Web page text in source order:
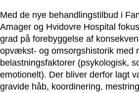
Med de nye behandlingstilbud i
Amager og Hvidovre Hospital
grad på forebyggelse af
opvækst- og omsorgshistorik med
belastningsfaktorer (psykologisk,
emotionelt). Der bliver derfor lagt
gravide håb, koordinering,